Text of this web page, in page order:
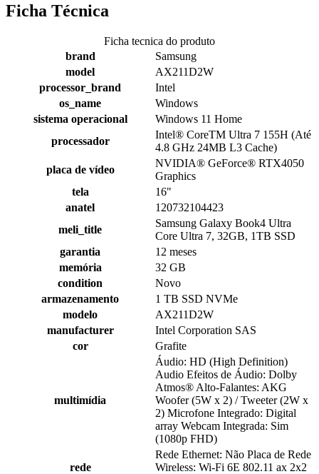
Ficha Técnica
Ficha tecnica do produto
brand
Samsung
model
AX211D2W
processor_brand
Intel
os_name
Windows
sistema operacional
Windows 11 Home
processador
Intel® CoreTM Ultra 7 155H (Até
4.8 GHz 24MB L3 Cache)
placa de vídeo
NVIDIA® GeForce® RTX4050
Graphics
tela
16"
anatel
120732104423
meli_title
Samsung Galaxy Book4 Ultra
Core Ultra 7, 32GB, 1TB SSD
garantia
12 meses
memória
32 GB
condition
Novo
armazenamento
1 TB SSD NVMe
modelo
AX211D2W
manufacturer
Intel Corporation SAS
cor
Grafite
multimídia
Áudio: HD (High Definition)
Audio Efeitos de Áudio: Dolby
Atmos® Alto-Falantes: AKG
Woofer (5W x 2) / Tweeter (2W x
2) Microfone Integrado: Digital
array Webcam Integrada: Sim
(1080p FHD)
rede
Rede Ethernet: Não Placa de Rede
Wireless: Wi-Fi 6E 802.11 ax 2x2